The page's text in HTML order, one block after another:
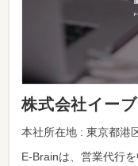
株式会社イー
本社所在地 : 東京都港
E-Brainは、営業代行